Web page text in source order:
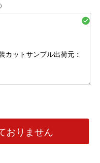
おりません
check